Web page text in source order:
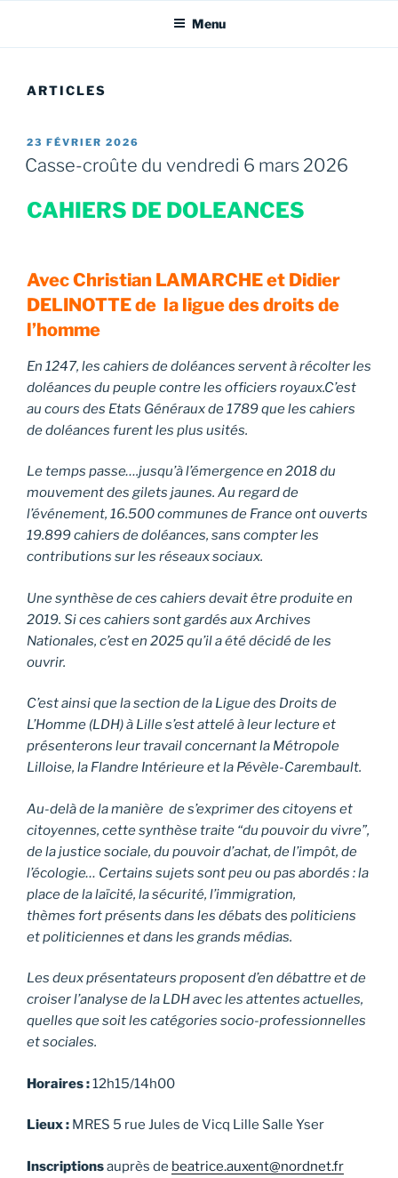
Menu
ARTICLES
PUBLIÉ
LE
23 FÉVRIER 2026
Casse-croûte du vendredi 6 mars 2026
CAHIERS DE DOLEANCES
Avec Christian LAMARCHE et Didier
DELINOTTE de la ligue des droits de
l’homme
En 1247, les cahiers de doléances servent à récolter les
doléances du peuple contre les officiers royaux.C’est
au cours des Etats Généraux de 1789 que les cahiers
de doléances furent les plus usités.
Le temps passe….jusqu’à l’émergence en 2018 du
mouvement des gilets jaunes. Au regard de
l’événement, 16.500 communes de France ont ouverts
19.899 cahiers de doléances, sans compter les
contributions sur les réseaux sociaux.
Une synthèse de ces cahiers devait être produite en
2019. Si ces cahiers sont gardés aux Archives
Nationales, c’est en 2025 qu’il a été décidé de les
ouvrir.
C’est ainsi que la section de la Ligue des Droits de
L’Homme (LDH) à Lille s’est attelé à leur lecture et
présenterons leur travail concernant la Métropole
Lilloise, la Flandre Intérieure et la Pévèle-Carembault.
Au-delà de la manière de s’exprimer des citoyens et
citoyennes, cette synthèse traite “du pouvoir du vivre”,
de la justice sociale, du pouvoir d’achat, de l’impôt, de
l’écologie… Certains sujets sont peu ou pas abordés : la
place de la laïcité, la sécurité, l’immigration,
thèmes fort présents dans les débats des politiciens
et politiciennes et dans les grands médias.
Les deux présentateurs proposent d’en débattre et de
croiser l’analyse de la LDH avec les attentes actuelles,
quelles que soit les catégories socio-professionnelles
et sociales.
Horaires :12h15/14h00
Lieux : MRES 5 rue Jules de Vicq Lille Salle Yser
Inscriptionsauprès de beatrice.auxent@nordnet.fr